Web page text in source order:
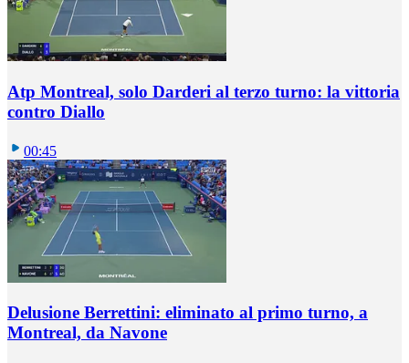
Atp Montreal, solo Darderi al terzo turno: la vittoria
contro Diallo
00:45
Delusione Berrettini: eliminato al primo turno, a
Montreal, da Navone